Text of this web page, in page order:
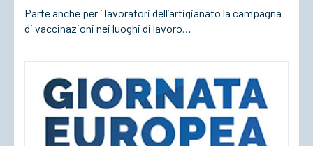
Parte anche per i lavoratori dell’artigianato la campagna
di vaccinazioni nei luoghi di lavoro…